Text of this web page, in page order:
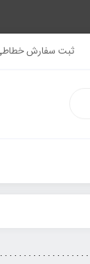
ثبت سفارش